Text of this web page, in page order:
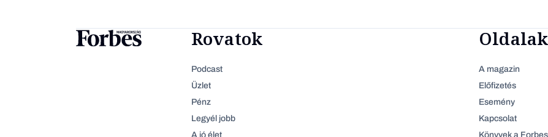
Rovatok
Podcast
Üzlet
Pénz
Legyél jobb
A jó élet
Oldalak
A magazin
Előfizetés
Esemény
Kapcsolat
Könyvek a